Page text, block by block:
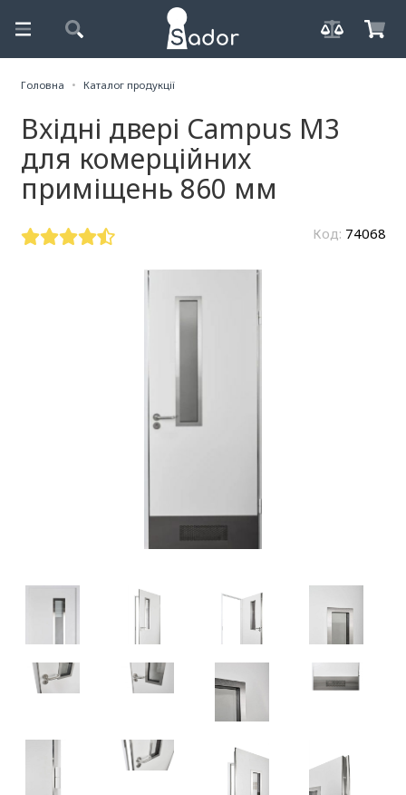
Головна Каталог продукції
Вхідні двері Campus М3
для комерційних
приміщень 860 мм
Код: 74068